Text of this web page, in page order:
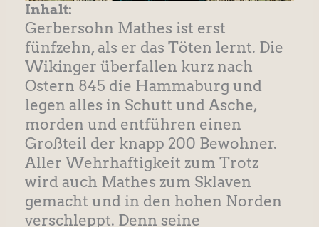
Inhalt:
Gerbersohn Mathes ist erst
fünfzehn, als er das Töten lernt. Die
Wikinger überfallen kurz nach
Ostern 845 die Hammaburg und
legen alles in Schutt und Asche,
morden und entführen einen
Großteil der knapp 200 Bewohner.
Aller Wehrhaftigkeit zum Trotz
wird auch Mathes zum Sklaven
gemacht und in den hohen Norden
verschleppt. Denn seine